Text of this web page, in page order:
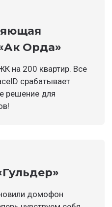
Орда»
на 200 квартир. Все
срабатывает
решение для
домофон